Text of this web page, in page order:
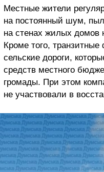
Местные жители
на постоянный шум,
на стенах жилых домов
Кроме того,
сельские дороги,
средств местного
громады. При этом
не участвовали в